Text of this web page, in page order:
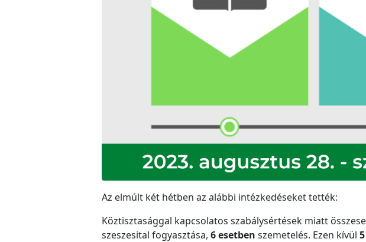
Az elmúlt két hétben az alábbi intézkedéseket tették:
Köztisztasággal kapcsolatos szabálysértések miatt
szeszesital fogyasztása, 6 esetben szemetelés. Ezen kívül